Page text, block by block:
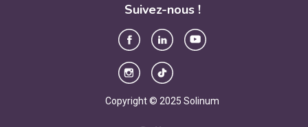
Suivez-nous !
Copyright © 2025 Solinum